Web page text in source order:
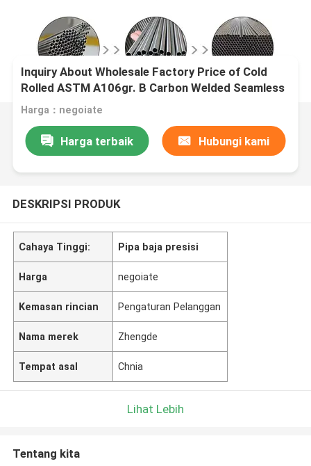
Inquiry About Wholesale Factory Price of Cold
Rolled ASTM A106gr. B Carbon Welded Seamless
Pipe St52 St35 Precision Steel Pipe
Harga：negoiate
Harga terbaik Hubungi kami
DESKRIPSI PRODUK
Cahaya Tinggi: Pipa baja presisi
Harga negoiate
Kemasan rincian Pengaturan Pelanggan
Nama merek Zhengde
Tempat asal Chnia
Lihat Lebih
Tentang kita